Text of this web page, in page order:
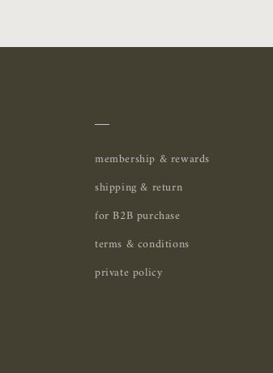
＿
membership & rewards
shipping & return
for B2B purchase
terms & conditions
private policy